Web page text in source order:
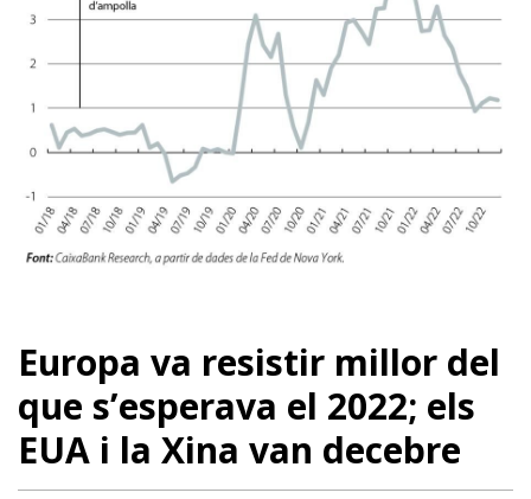
Europa va resistir millor del
que s’esperava el 2022; els
EUA i la Xina van decebre